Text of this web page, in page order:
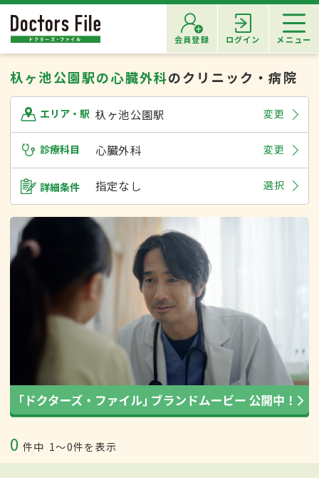
会員登録 ログイン メニュー
杁ヶ池公園駅の心臓外科のクリニック・病院
エリア・駅 杁ヶ池公園駅 変更
診療科目 心臓外科 変更
詳細条件 指定なし 選択
0 件中 1〜0件を表示